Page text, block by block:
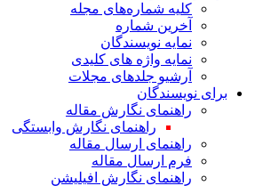
کلیه شماره‌های مجله
آخرین شماره
نمایه نویسندگان
نمایه واژه های کلیدی
آرشیو جلدهای مجلات
برای نویسندگان
راهنمای نگارش مقاله
راهنمای نگارش وابستگی
راهنمای ارسال مقاله
فرم ارسال مقاله
راهنمای نگارش افیلیشن